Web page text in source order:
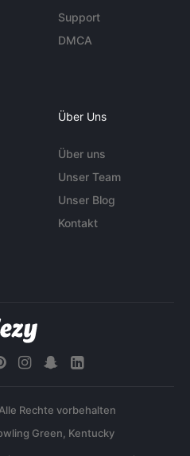
Support
DMCA
Über Uns
Über uns
Unser Team
Unser Blog
Kontakt
Rechte vorbehalten